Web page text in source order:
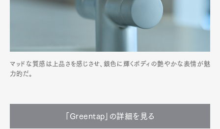
Contact
Pen Meet
マッドな質感は上品さを感じさせ、銀色に輝くボディの艶やかな表情が魅
力的だ。
「Greentap」の詳細を見る